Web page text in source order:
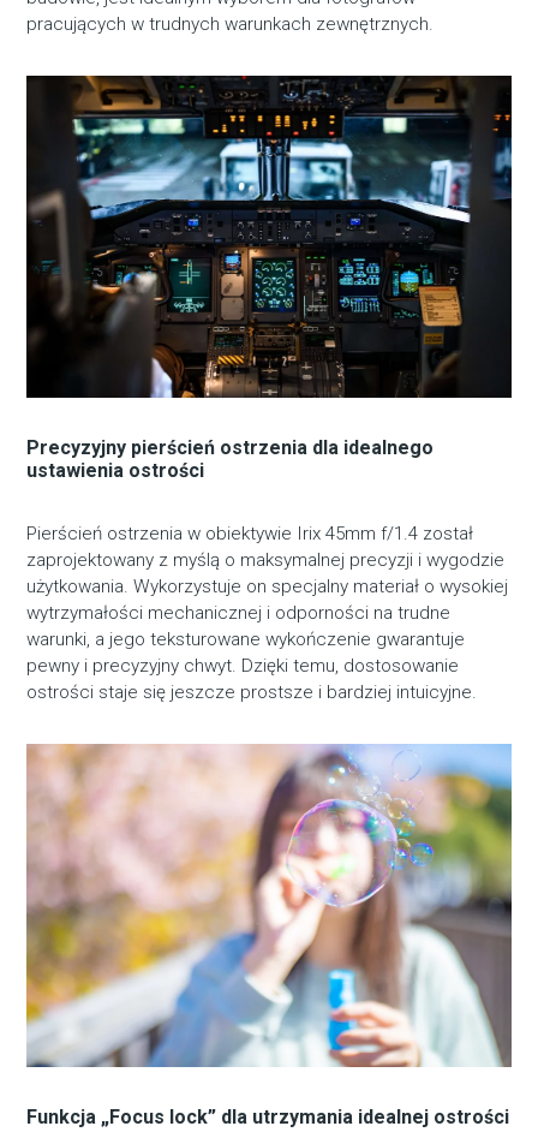
pracujących w trudnych warunkach zewnętrznych.
Precyzyjny pierścień ostrzenia dla idealnego
ustawienia ostrości
Pierścień ostrzenia w obiektywie Irix 45mm f/1.4 został
zaprojektowany z myślą o maksymalnej precyzji i wygodzie
użytkowania. Wykorzystuje on specjalny materiał o wysokiej
wytrzymałości mechanicznej i odporności na trudne
warunki, a jego teksturowane wykończenie gwarantuje
pewny i precyzyjny chwyt. Dzięki temu, dostosowanie
ostrości staje się jeszcze prostsze i bardziej intuicyjne.
Funkcja „Focus lock” dla utrzymania idealnej ostrości